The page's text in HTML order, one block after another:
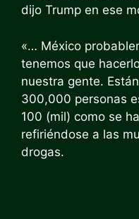
dijo Trump en ese
«… México
tenemos que
nuestra gente.
300,000 personas
100 (mil) como se
refiriéndose a las
drogas.